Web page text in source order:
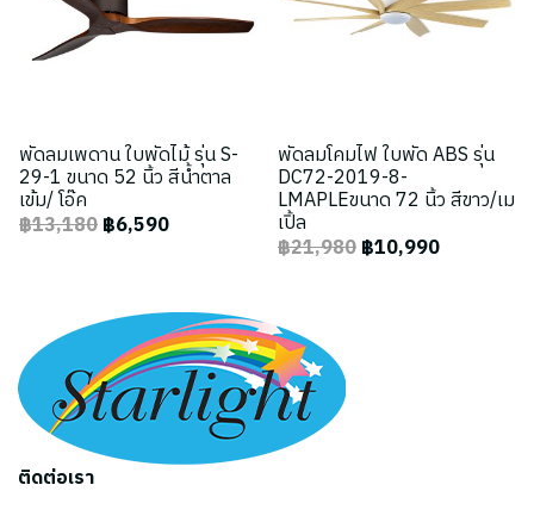
พัดลมเพดาน ใบพัดไม้ รุ่น S-
29-1 ขนาด 52 นิ้ว สีน้ำตาล
เข้ม/ โอ๊ค
฿13,180฿6,590
พัดลมโคมไฟ ใบพัด ABS รุ่น
DC72-2019-8-
LMAPLEขนาด 72 นิ้ว สีขาว/เม
เปิ้ล
฿21,980฿10,990
ติดต่อเรา